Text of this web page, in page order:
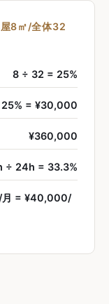
8㎡/全体32
8 ÷ 32 = 25%
= ¥30,000
¥360,000
÷ 24h = 33.3%
月 = ¥40,000/